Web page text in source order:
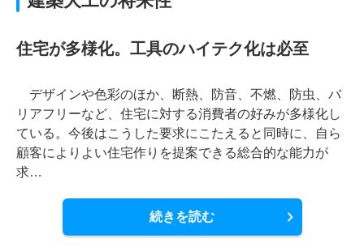
住宅が多様化。工具のハイテク化は必至
デザインや色彩のほか、断熱、防音、不燃、防虫、バ
リアフリーなど、住宅に対する消費者の好みが多様化し
ている。今後はこうした要求にこたえると同時に、自ら
顧客によりよい住宅作りを提案できる総合的な能力が
求…
続きを読む